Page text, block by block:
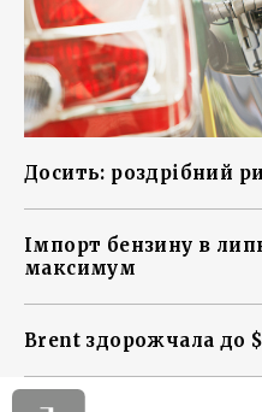
Досить: роздрібний
Імпорт бензину в
максимум
Brent здорожчала до